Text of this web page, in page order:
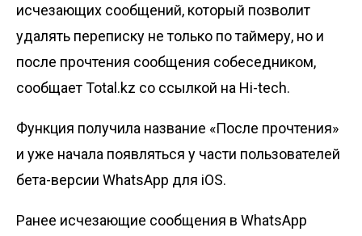
исчезающих сообщений, который позволит
удалять переписку не только по таймеру, но и
после прочтения сообщения собеседником,
сообщает Total.kz со ссылкой на Hi-tech.
Функция получила название «После прочтения»
и уже начала появляться у части пользователей
бета-версии WhatsApp для iOS.
Ранее исчезающие сообщения в WhatsApp